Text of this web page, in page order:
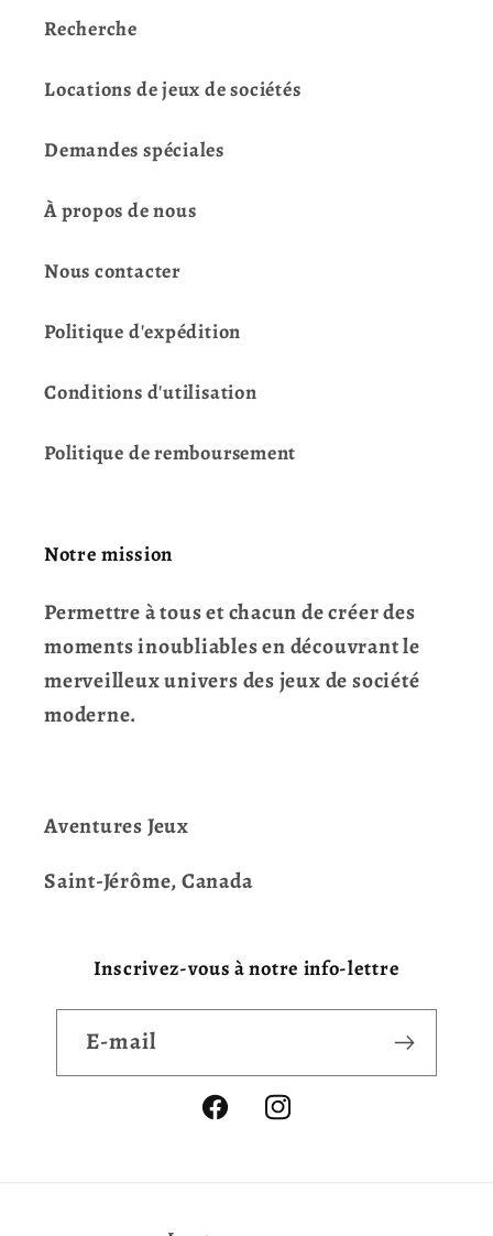
Recherche
Locations de jeux de sociétés
Demandes spéciales
À propos de nous
Nous contacter
Politique d'expédition
Conditions d'utilisation
Politique de remboursement
Notre mission
Permettre à tous et chacun de créer des
moments inoubliables en découvrant le
merveilleux univers des jeux de société
moderne.
Aventures Jeux
Saint-Jérôme, Canada
Inscrivez-vous à notre info-lettre
E-mail
FacebookInstagram